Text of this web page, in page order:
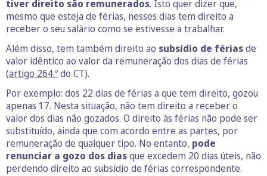
tiver direito são remunerados. Isto quer dizer que,
mesmo que esteja de férias, nesses dias tem direito a
receber o seu salário como se estivesse a trabalhar.
Além disso, tem também direito ao subsídio de fériasde
valor idêntico ao valor da remuneração dos dias de férias
(artigo 264.ºdo CT).
Por exemplo: dos 22 dias de férias a que tem direito, gozou
apenas 17. Nesta situação, não tem direito a receber o
valor dos dias não gozados. O direito às férias não pode ser
substituído, ainda que com acordo entre as partes, por
remuneração de qualquer tipo. No entanto, pode
renunciar a gozo dos diasque excedem 20 dias úteis, não
perdendo direito ao subsídio de férias correspondente.